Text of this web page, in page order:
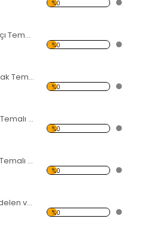
%0
Fil Figürlü Savaşçı Temalı Kanvas Tablo
%0
3 Pembe Zambak Temalı Kanvas Tablo
%0
Güvercin ve Kız Temalı Kanvas Tablo
%0
4 Bayan Bacak Temalı Kanvas Tablo
%0
Gün Batımı Gökdelen ve Şehir Temalı Kanvas Tablo
%0